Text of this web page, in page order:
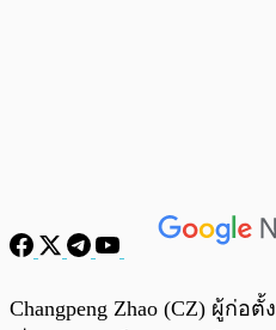
Changpeng Zhao (CZ) ผู้ก่อตั้ง